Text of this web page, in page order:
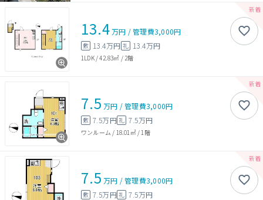
13.4万円 /管理費3,000円
敷 13.4万円 礼 13.4万円
1LDK/42.83㎡ / 2階
7.5 万円 /管理費3,000円
敷 7.5万円礼 7.5万円
ワンルーム / 18.01㎡/ 1階
7.5 万円 /管理費3,000円
敷 7.5万円礼 7.5万円